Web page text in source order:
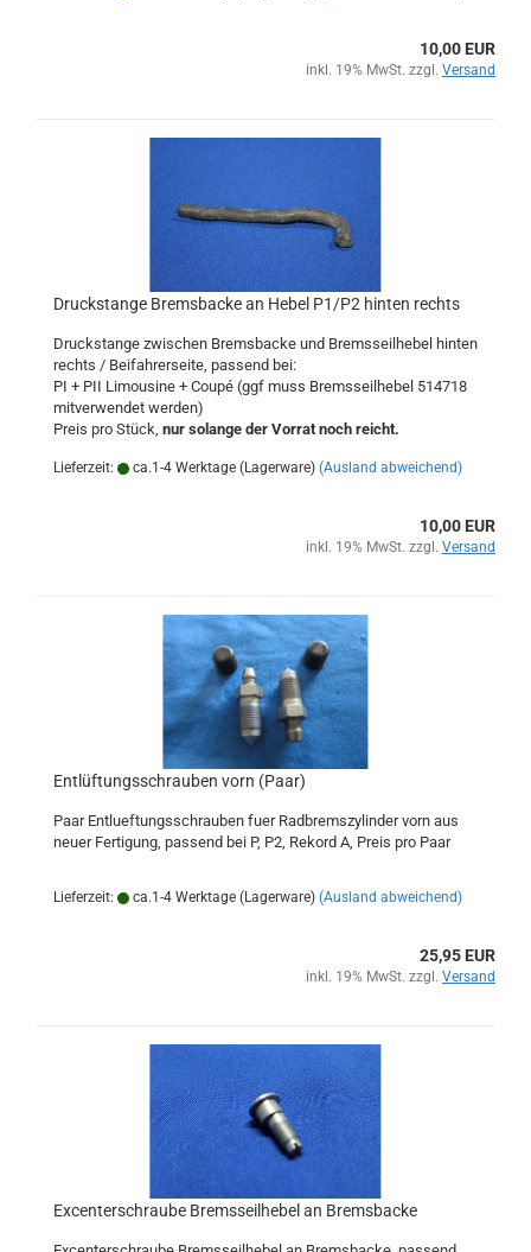
10,00 EUR
inkl. 19% MwSt. zzgl. Versand
Druckstange Bremsbacke an Hebel P1/P2 hinten rechts
Druckstange zwischen Bremsbacke und Bremsseilhebel hinten
rechts / Beifahrerseite, passend bei:
PI + PII Limousine + Coupé (ggf muss Bremsseilhebel 514718
mitverwendet werden)
Preis pro Stück, nur solange der Vorrat noch reicht.
Lieferzeit: ca.1-4 Werktage (Lagerware) (Ausland abweichend)
10,00 EUR
inkl. 19% MwSt. zzgl. Versand
Entlüftungsschrauben vorn (Paar)
Paar Entlueftungsschrauben fuer Radbremszylinder vorn aus
neuer Fertigung, passend bei P, P2, Rekord A, Preis pro Paar
Lieferzeit: ca.1-4 Werktage (Lagerware) (Ausland abweichend)
25,95 EUR
inkl. 19% MwSt. zzgl. Versand
Excenterschraube Bremsseilhebel an Bremsbacke